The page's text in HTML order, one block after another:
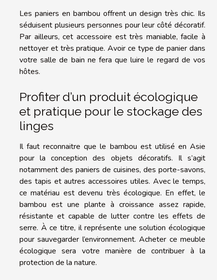
Les paniers en bambou offrent un design très chic. Ils
séduisent plusieurs personnes pour leur côté décoratif.
Par ailleurs, cet accessoire est très maniable, facile à
nettoyer et très pratique. Avoir ce type de panier dans
votre salle de bain ne fera que luire le regard de vos
hôtes.
Profiter d’un produit écologique
et pratique pour le stockage des
linges
Il faut reconnaitre que le bambou est utilisé en Asie
pour la conception des objets décoratifs. Il s’agit
notamment des paniers de cuisines, des porte-savons,
des tapis et autres accessoires utiles. Avec le temps,
ce matériau est devenu très écologique. En effet, le
bambou est une plante à croissance assez rapide,
résistante et capable de lutter contre les effets de
serre. À ce titre, il représente une solution écologique
pour sauvegarder l’environnement. Acheter ce meuble
écologique sera votre manière de contribuer à la
protection de la nature.